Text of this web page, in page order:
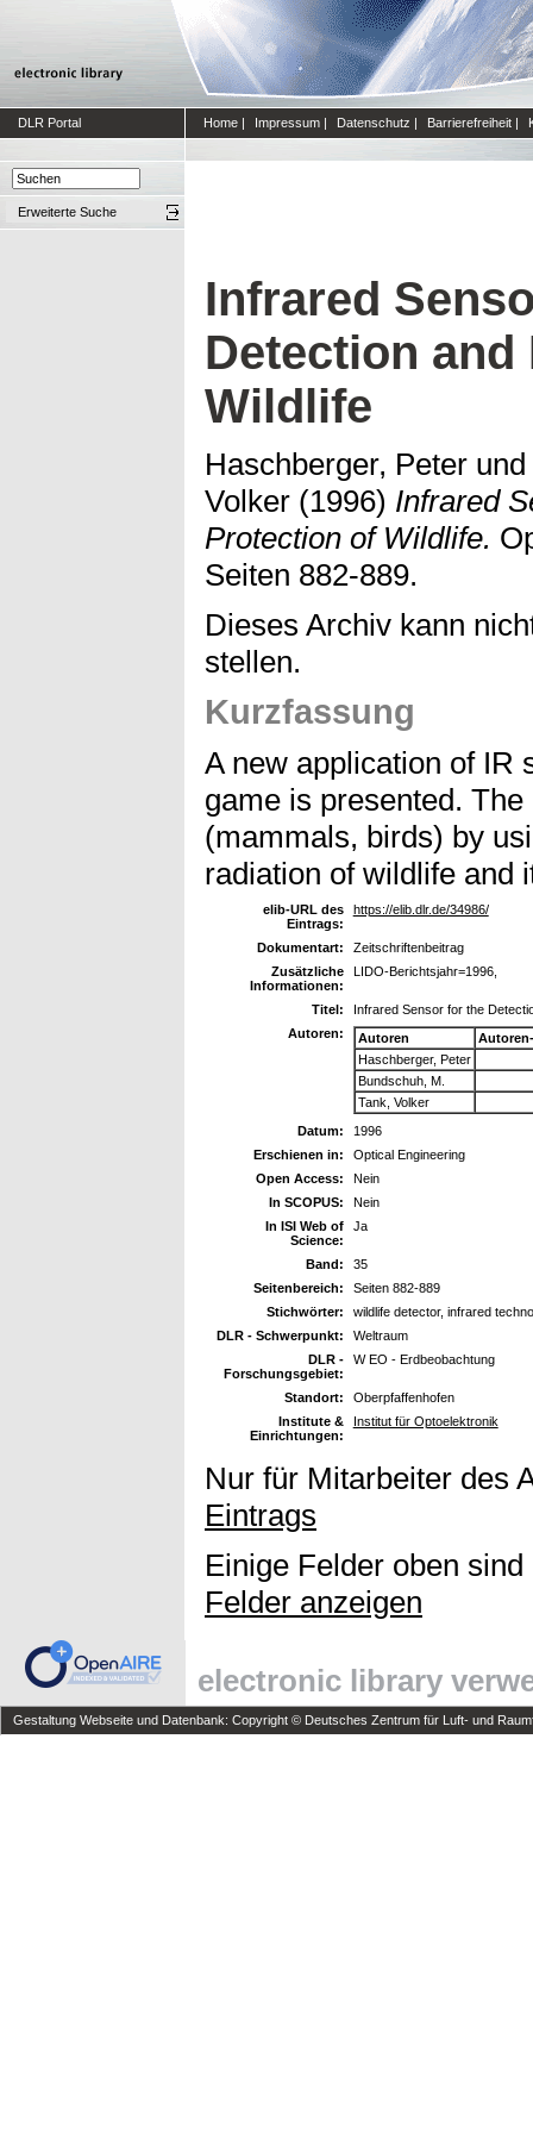
DLR Portal Home | Impressum | Datenschutz | Barrierefreiheit |
Erweiterte Suche
Infrared
Detection
Wildlife
Haschberger, Peter und
Volker (1996) Infrared
Protection of Wildlife.
Seiten 882-889.
Dieses Archiv kann
stellen.
Kurzfassung
A new application of IR
game is presented.
(mammals, birds) by
radiation of wildlife and
elib-URL des
Eintrags:
https://elib.dlr.de/34986/
Dokumentart:
Zeitschriftenbeitrag
Zusätzliche
Informationen:
LIDO-Berichtsjahr=1996,
Titel:
Infrared Sensor for the
Autoren:
Autoren
Haschberger, Peter
Bundschuh, M.
Tank, Volker
Datum:
1996
Erschienen in:
Optical Engineering
Open Access:
Nein
In SCOPUS:
Nein
In ISI Web of
Science:
Ja
Band:
35
Seitenbereich:
Seiten 882-889
Stichwörter:
wildlife detector, infrared
DLR - Schwerpunkt:
Weltraum
DLR -
Forschungsgebiet:
W EO - Erdbeobachtung
Standort:
Oberpfaffenhofen
Institute &
Einrichtungen:
Institut für Optoelektronik
Nur für Mitarbeiter des
Eintrags
Einige Felder oben
Felder anzeigen
electronic library
Gestaltung Webseite und Datenbank: Copyright © Deutsches Zentrum für Luft- und